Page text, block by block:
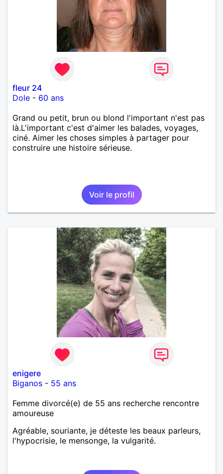
fleur 24
Dole - 60 ans
Grand ou petit, brun ou blond l'important n'est pas
là.L'important c'est d'aimer les balades, voyages,
ciné. Aimer les choses simples à partager pour
construire une histoire sérieuse.
Voir le profil
enigere
Biganos - 55 ans
Femme divorcé(e) de 55 ans recherche rencontre
amoureuse
Agréable, souriante, je déteste les beaux parleurs,
l'hypocrisie, le mensonge, la vulgarité.